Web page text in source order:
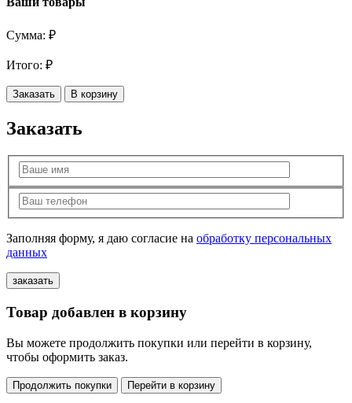
Сумма: ₽
Итого: ₽
Заказать В корзину
Заказать
Заполняя форму, я даю согласие на обработку персональных
данных
Товар добавлен в корзину
Вы можете продолжить покупки или перейти в корзину,
чтобы оформить заказ.
Продолжить покупки Перейти в корзину